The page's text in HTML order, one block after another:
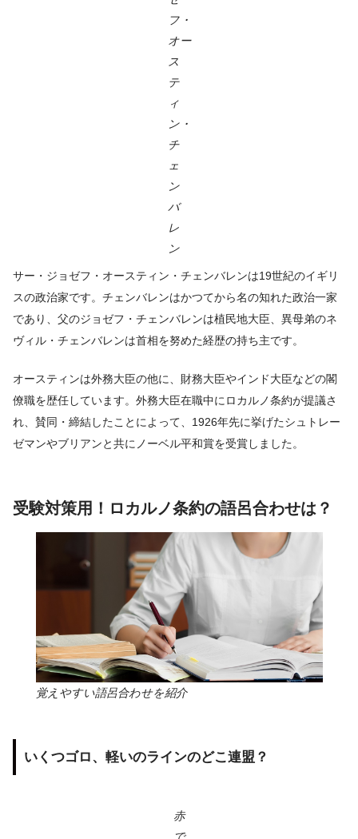
フ・
オー
ス
テ
ィ
ン・
チ
ェ
ン
バ
レ
ン
サー・ジョゼフ・オースティン・チェンバレンは19世紀のイギリ
スの政治家です。チェンバレンはかつてから名の知れた政治一家
であり、父のジョゼフ・チェンバレンは植民地大臣、異母弟のネ
ヴィル・チェンバレンは首相を努めた経歴の持ち主です。
オースティンは外務大臣の他に、財務大臣やインド大臣などの閣
僚職を歴任しています。外務大臣在職中にロカルノ条約が提議さ
れ、賛同・締結したことによって、1926年先に挙げたシュトレー
ゼマンやブリアンと共にノーベル平和賞を受賞しました。
受験対策用！ロカルノ条約の語呂合わせは？
覚えやすい語呂合わせを紹介
いくつゴロ、軽いのラインのどこ連盟？
赤